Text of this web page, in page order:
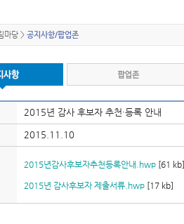
마당 > 공지사항/팝업존
2015년 감사 후보자 추천·등록 안내
2015.11.10
2015년감사후보자추천등록안내.hwp[61 kb]
2015년 감사후보자 제출서류.hwp[17 kb]